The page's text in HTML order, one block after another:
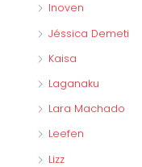
Inoven
Jéssica Demeti
Kaisa
Laganaku
Lara Machado
Leefen
Lizz